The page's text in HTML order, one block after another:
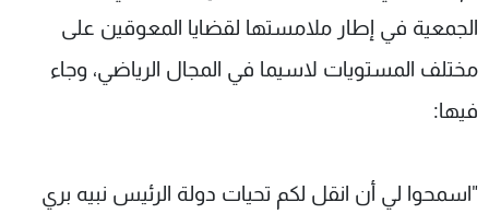
الجمعية في إطار ملامستها لقضايا المعوقين على
مختلف المستويات لاسيما في المجال الرياضي، وجاء
فيها:
"اسمحوا لي أن انقل لكم تحيات دولة الرئيس نبيه بري